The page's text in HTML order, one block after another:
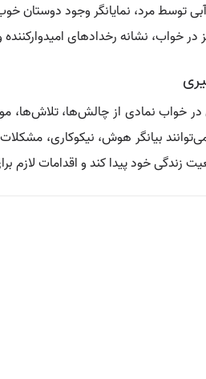
توسط مرد، نمایانگر وجود دوستان
خواب، نشانه رخدادهای
خواب نمادی از چالش‌ها، تلاش‌ها،
بیانگر هوش، نیکوکاری،
خود پیدا کند و اقدامات لازم